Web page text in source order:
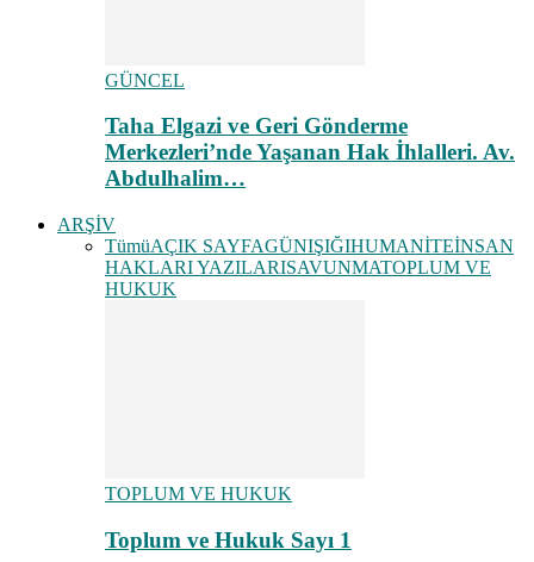
GÜNCEL
Taha Elgazi ve Geri Gönderme
Merkezleri’nde Yaşanan Hak İhlalleri. Av.
Abdulhalim…
ARŞİV
TümüAÇIK SAYFAGÜNIŞIĞIHUMANİTEİNSAN
HAKLARI YAZILARISAVUNMATOPLUM VE
HUKUK
TOPLUM VE HUKUK
Toplum ve Hukuk Sayı 1